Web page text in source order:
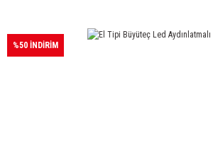
%50 İNDİRİM